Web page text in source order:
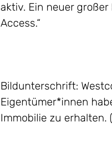
aktiv. Ein neuer
Access.“
Bildunterschrift:
Eigentümer*innen
Immobilie zu erhalten.